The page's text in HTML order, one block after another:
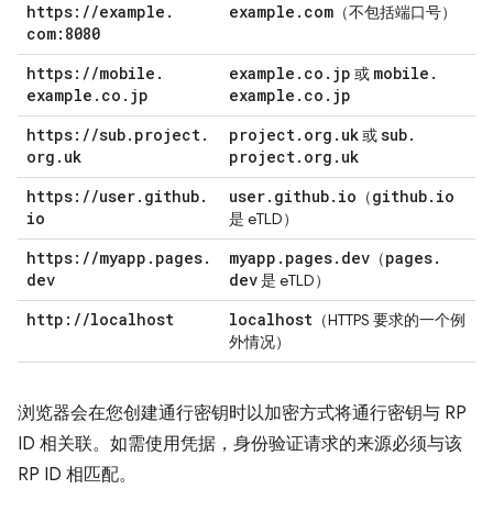
https: //example .
com:8080
example . com （不包括端口号）
https: //mobile .
example . co . jp
example . co . jp 或 mobile .
example . co . jp
https: //sub. project.
org . uk
project. org . uk或sub.
project. org . uk
https: //user. github.
io
user. github. io （github. io
是 eTLD）
https: //myapp . pages.
dev
myapp . pages. dev （pages.
dev是 eTLD）
http: //localhost localhost （HTTPS 要求的一个例
外情况）
浏览器会在您创建通行密钥时以加密方式将通行密钥与 RP
ID 相关联。如需使用凭据，身份验证请求的来源必须与该
RP ID 相匹配。